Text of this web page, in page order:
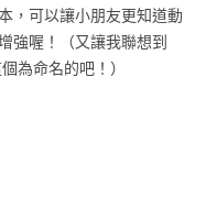
，可以讓小朋友更知道動
強喔！（又讓我聯想到
為命名的吧！）